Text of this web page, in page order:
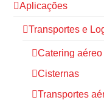
Aplicações
Transportes e
Catering aéreo
Cisternas
Transportes